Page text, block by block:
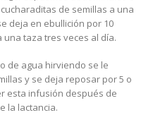
de semillas a una
deja en ebullición por 10
taza tres veces al día.
de agua hirviendo se le
y se deja reposar por 5 o
esta infusión después de
la lactancia.